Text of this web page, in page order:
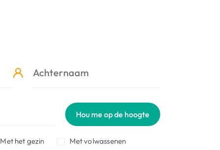
Hou me op de hoogte
Met het gezin Met volwassenen